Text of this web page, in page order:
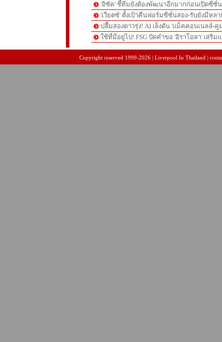
'อิซัค' ชี้ทีมยังต้องพัฒนาอีกมากก่อนเปิดซีซั่
'เวียตซ์' ตั้งเป้าคืนฟอร์มซีซั่นสอง-รับยังมีหล
ปลื้มสองดาวรุ่ง! AI เล็งดัน 'แม็คคอนเนลล์-
ใช้ที่มีอยู่ไป! FSG ปัดคำขอ 'อิราโอลา' เสริม
Copyright reserved 1999-2026 | Liverpool In Thailand |